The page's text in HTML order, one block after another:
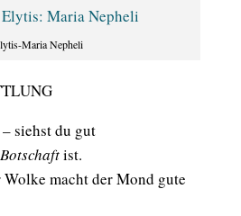
Maria Nepheli
siehst du gut
Botschaftist.
macht der Mond gute